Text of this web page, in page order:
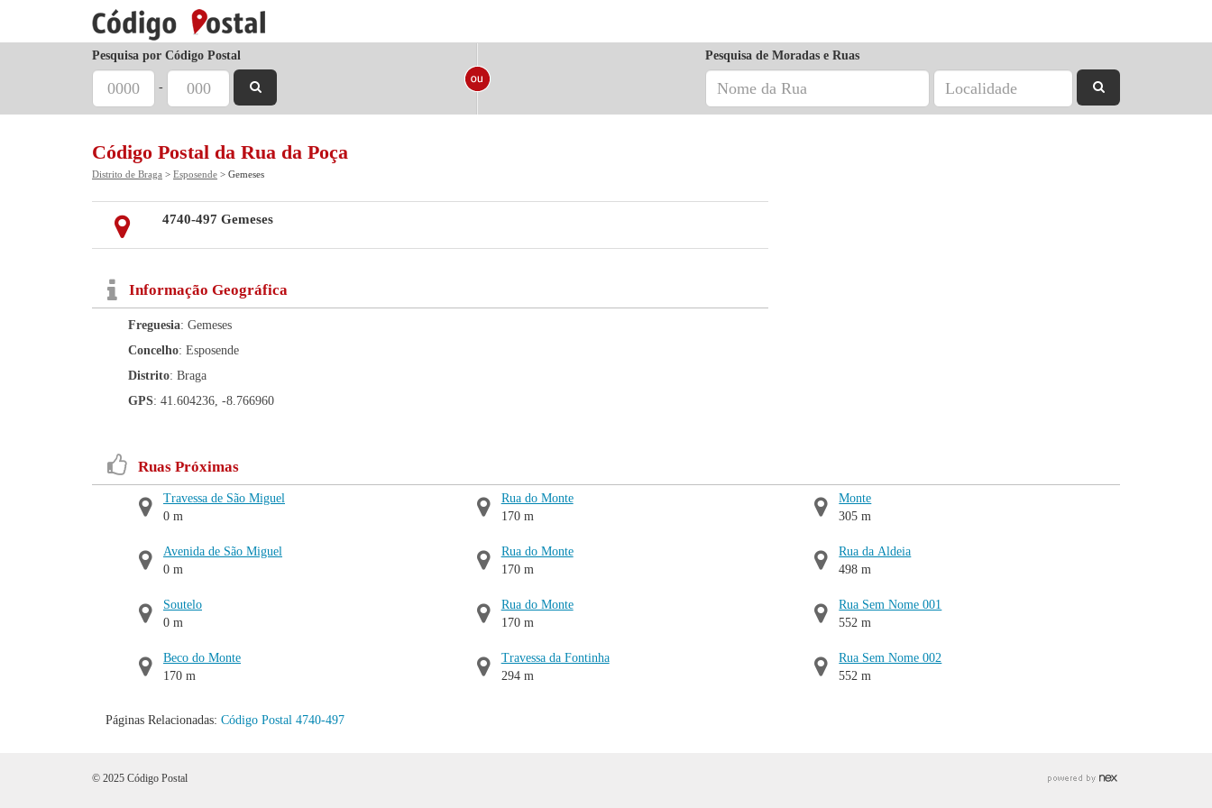
Pesquisa por Código Postal
-
Pesquisa de Moradas e Ruas
Código Postal da Rua da Poça
Distrito de Braga > Esposende > Gemeses
4740-497 Gemeses
Informação Geográfica
Freguesia: Gemeses
Concelho: Esposende
Distrito: Braga
GPS: 41.604236, -8.766960
Ruas Próximas
Travessa de São Miguel
0 m
Avenida de São Miguel
0 m
Soutelo
0 m
Beco do Monte
170 m
Rua do Monte
170 m
Rua do Monte
170 m
Rua do Monte
170 m
Travessa da Fontinha
294 m
Monte
305 m
Rua da Aldeia
498 m
Rua Sem Nome 001
552 m
Rua Sem Nome 002
552 m
Páginas Relacionadas: Código Postal 4740-497
© 2025 Código Postal